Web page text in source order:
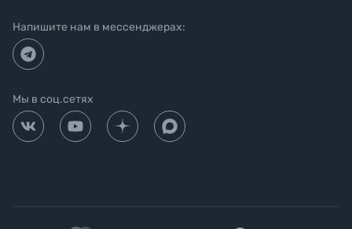
Напишите нам в мессенджерах:
Мы в соц.сетях